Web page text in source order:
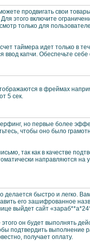
продвигать свои
этого включите
только для
таймера идет только в
капчи. Обеспечьте
в фреймах
5 сек.
но первые более
чтобы оно было
так как в качестве
направляются на
быстро и легко.
его зашифрованное
выйдет сайт
он будет выполнять
подтвердить выполнение
получает оплату.